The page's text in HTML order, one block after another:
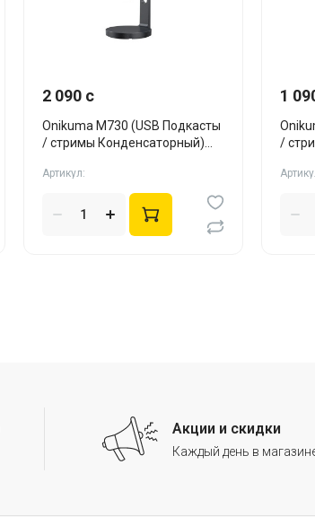
2 090 c
Onikuma M730 (USB Подкасты
/ стримы Конденсаторный)
Артикул:
1
Onikuma
/
Акции и скидки
Каждый день в